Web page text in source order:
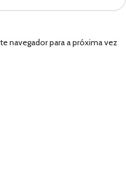
navegador para a próxima vez